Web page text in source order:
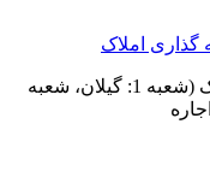
کاسپی لند برند معتبر سرمایه گذاری املاک (شعبه 1: گیلان، شعبه